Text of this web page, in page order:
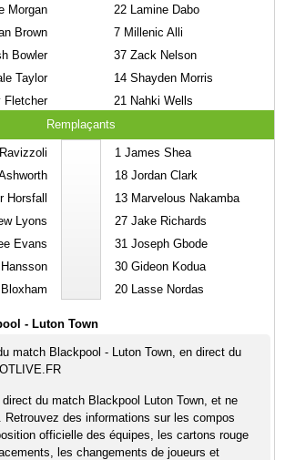
Morgan
Brown
Bowler
Taylor
Fletcher
22 Lamine Dabo
7 Millenic Alli
37 Zack Nelson
14 Shayden Morris
21 Nahki Wells
Remplaçants
Horsfall
Lyons
Evans
1 James Shea
18 Jordan Clark
13 Marvelous Nakamba
27 Jake Richards
31 Joseph Gbode
30 Gideon Kodua
20 Lasse Nordas
- Luton Town
match Blackpool - Luton Town, en direct du
du match Blackpool Luton Town, et ne
Retrouvez des informations sur les compos
officielle des équipes, les cartons rouge
les changements de joueurs et